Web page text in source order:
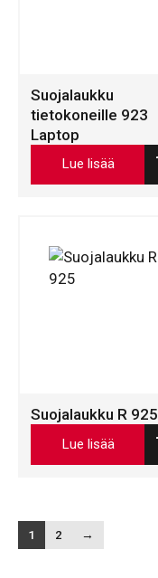
Suojalaukku
tietokoneille 923
Laptop
Lue lisää
Suojalaukku R 925
Lue lisää
1 2 →